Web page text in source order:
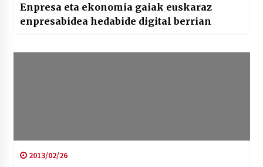
Enpresa eta ekonomia gaiak euskaraz
enpresabidea hedabide digital berrian
2013/02/26